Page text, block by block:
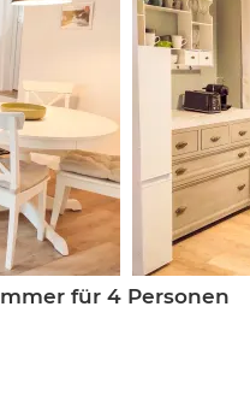
für 4 Personen